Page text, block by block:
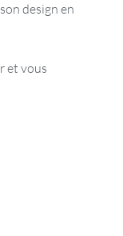
design en
et vous